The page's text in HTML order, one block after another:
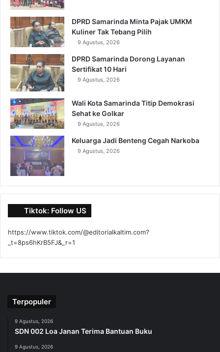
DPRD Samarinda Minta Pajak UMKM
Kuliner Tak Tebang Pilih
9 Agustus, 2026
DPRD Samarinda Dorong Layanan
Sertifikat 10 Hari
9 Agustus, 2026
Wali Kota Samarinda Titip Demokrasi
Sehat ke Golkar
9 Agustus, 2026
Keluarga Jadi Benteng Cegah Narkoba
9 Agustus, 2026
Tiktok: Follow US
https://www.tiktok.com/@editorialkaltim.com?
_t=8ps6hKrB5FJ&_r=1
Terpopuler
9 Agustus, 2026
SDN 002 Loa Janan Terima Bantuan Buku
9 Agustus, 2026